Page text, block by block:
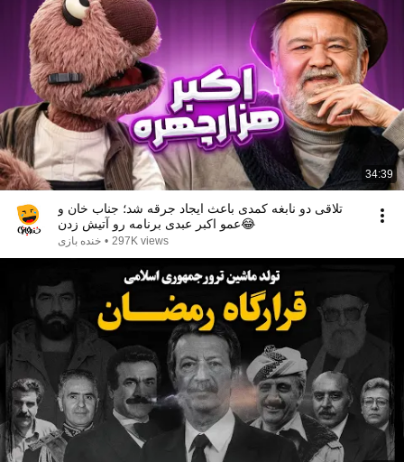
34:39
تلاقی دو نابغه کمدی باعث ایجاد جرقه شد؛ جناب خان و
عمو اکبر عبدی برنامه رو آتیش زدن😂
خنده بازی • 297K views